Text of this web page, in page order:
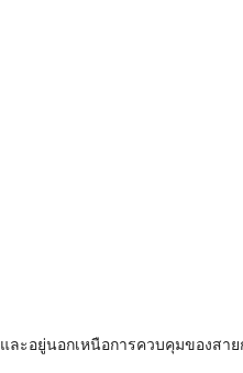
ละอยู่นอกเหนือการควบคุมของสา